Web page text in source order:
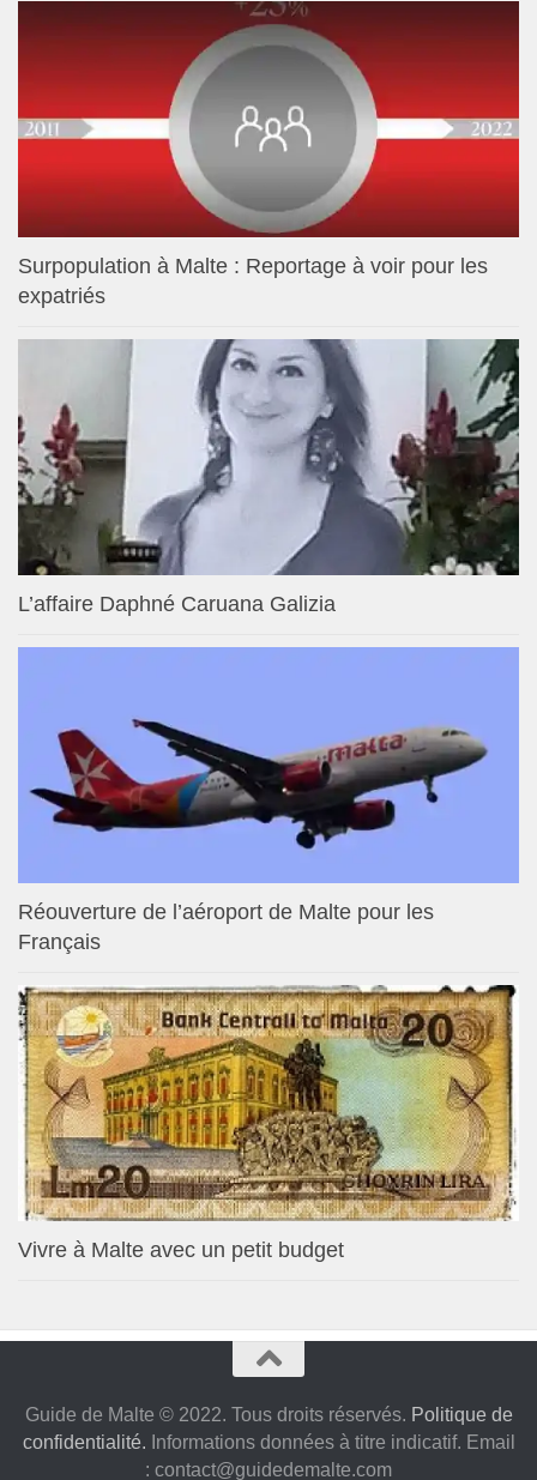
Surpopulation à Malte : Reportage à voir pour les
expatriés
L’affaire Daphné Caruana Galizia
Réouverture de l’aéroport de Malte pour les
Français
Vivre à Malte avec un petit budget
Guide de Malte © 2022. Tous droits réservés. Politique de
confidentialité. Informations données à titre indicatif. Email
: contact@guidedemalte.com